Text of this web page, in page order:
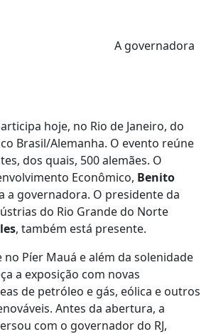
A governadora
hoje, no Rio de Janeiro, do
Brasil/Alemanha. O evento reúne
dos quais, 500 alemães. O
Econômico, Benito
a governadora. O presidente da
do Rio Grande do Norte
, também está presente.
Píer Mauá e além da solenidade
a exposição com novas
de petróleo e gás, eólica e outros
Antes da abertura, a
com o governador do RJ,